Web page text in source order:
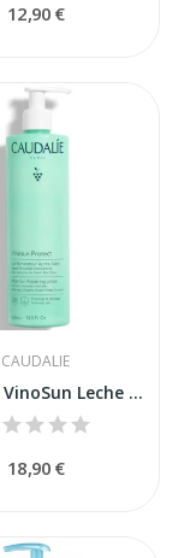
12,90 €
CAUDALIE
Caudalie VinoSun Leche Reparadora After-Sun 400 mL
18,90 €